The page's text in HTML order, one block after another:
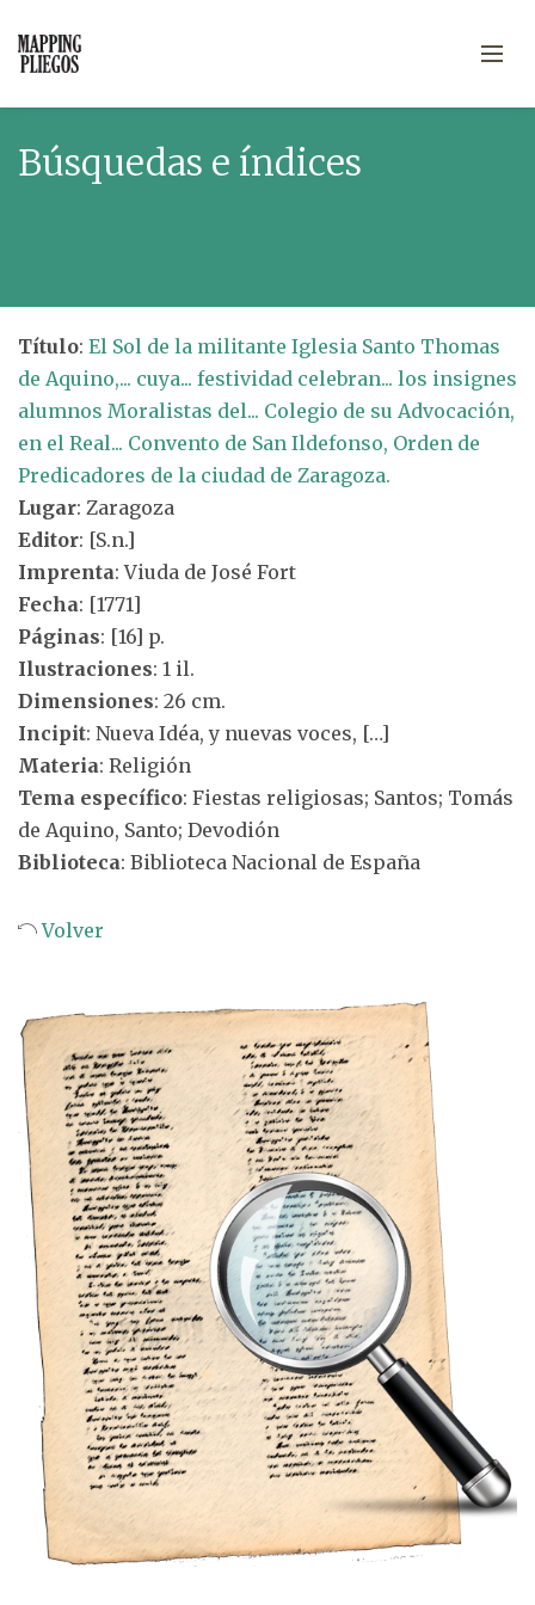
Búsquedas e índices
Título: El Sol de la militante Iglesia Santo Thomas
de Aquino,... cuya... festividad celebran... los insignes
alumnos Moralistas del... Colegio de su Advocación,
en el Real... Convento de San Ildefonso, Orden de
Predicadores de la ciudad de Zaragoza.
Lugar: Zaragoza
Editor: [S.n.]
Imprenta: Viuda de José Fort
Fecha: [1771]
Páginas: [16] p.
Ilustraciones: 1 il.
Dimensiones: 26 cm.
Incipit: Nueva Idéa, y nuevas voces, […]
Materia: Religión
Tema específico: Fiestas religiosas; Santos; Tomás
de Aquino, Santo; Devodión
Biblioteca: Biblioteca Nacional de España
Volver